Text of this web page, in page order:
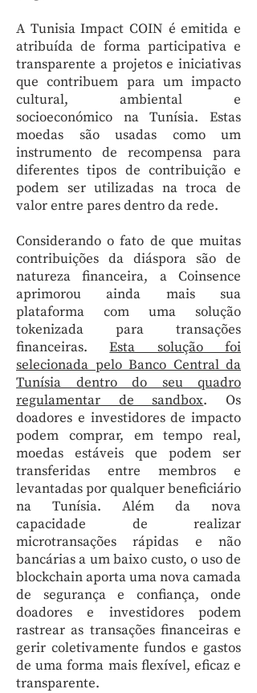
A Tunisia Impact COIN é emitida e
atribuída de forma participativa e
transparente a projetos e iniciativas
que contribuem para um impacto
cultural, ambiental e
socioeconómico na Tunísia. Estas
moedas são usadas como um
instrumento de recompensa para
diferentes tipos de contribuição e
podem ser utilizadas na troca de
valor entre pares dentro da rede.
Considerando o fato de que muitas
contribuições da diáspora são de
natureza financeira, a Coinsence
aprimorou ainda mais sua
plataforma com uma solução
tokenizada para transações
financeiras.Esta solução foi
selecionada pelo Banco Central da
Tunísia dentro do seu quadro
regulamentar de sandbox. Os
doadores e investidores de impacto
podem comprar, em tempo real,
moedas estáveis que podem ser
transferidas entre membros e
levantadas por qualquer beneficiário
na Tunísia. Além da nova
capacidade de realizar
microtransações rápidas e não
bancárias a um baixo custo, o uso de
blockchain aporta uma nova camada
de segurança e confiança, onde
doadores e investidores podem
rastrear as transações financeiras e
gerir coletivamente fundos e gastos
de uma forma mais flexível, eficaz e
transparente.